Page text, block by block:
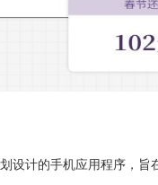
设计的手机应用程序，旨